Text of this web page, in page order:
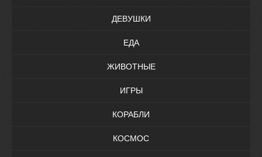
ДЕВУШКИ
ЕДА
ЖИВОТНЫЕ
ИГРЫ
КОРАБЛИ
КОСМОС